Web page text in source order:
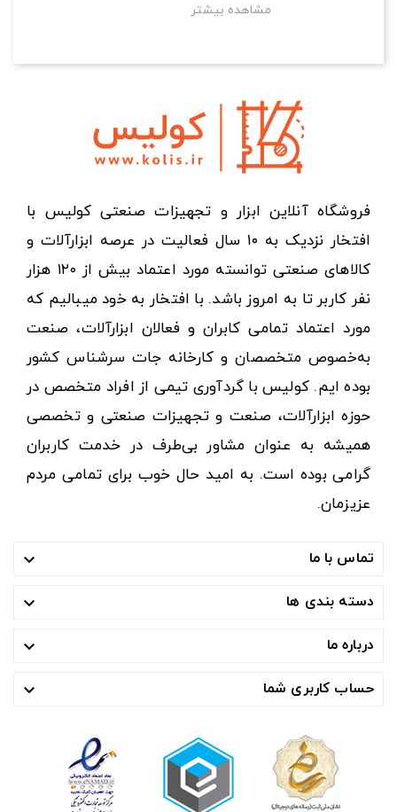
مشاهده بیشتر
فروشگاه آنلاین ابزار و تجهیزات صنعتی کولیس با
افتخار نزدیک به ۱۰ سال فعالیت در عرصه ابزارآلات و
کالاهای صنعتی توانسته مورد اعتماد بیش از ۱۲۰ هزار
نفر کاربر تا به امروز باشد. با افتخار به خود میبالیم که
مورد اعتماد تمامی کابران و فعالان ابزارآلات، صنعت
به‌خصوص متخصصان و کارخانه جات سرشناس کشور
بوده ایم. کولیس با گردآوری تیمی از افراد متخصص در
حوزه ابزارآلات، صنعت و تجهیزات صنعتی و تخصصی
همیشه به عنوان مشاور بی‌طرف در خدمت کاربران
گرامی بوده است. به امید حال خوب برای تمامی مردم
عزیزمان.
تماس با ما 
دسته بندی ها 
درباره ما 
حساب کاربری شما 